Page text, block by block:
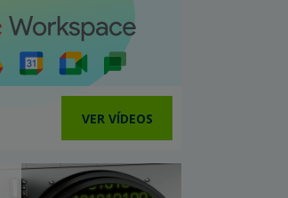
VER VÍDEOS